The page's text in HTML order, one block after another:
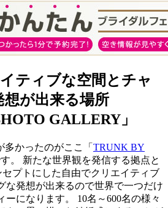
ティブな空間とチャ
が出来る場所
GALLERY」
多かったのがここ「 TRUNK BY
す。 新たな世界観を発信する拠点と
セプトにした自由でクリエイティブ
な発想が出来るので世界で一つだけ
ーになります。 10名～600名の様々